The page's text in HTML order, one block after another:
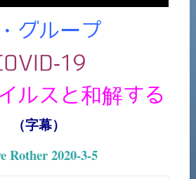
グループ
19
ルスと和解する
（字幕）
Rother 2020-3-5